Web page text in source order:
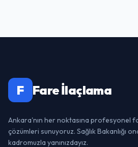
F Fare İlaçlama
Ankara'nın her noktasına profesyonel
çözümleri sunuyoruz. Sağlık Bakanlığı
kadromuzla yanınızdayız.